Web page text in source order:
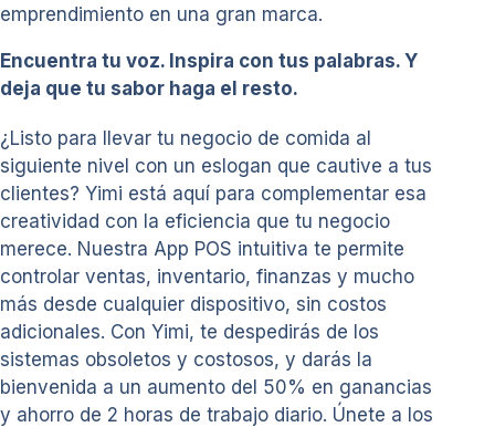
emprendimiento en una gran marca.
Encuentra tu voz. Inspira con tus palabras. Y
deja que tu sabor haga el resto.
¿Listo para llevar tu negocio de comida al
siguiente nivel con un eslogan que cautive a tus
clientes? Yimi está aquí para complementar esa
creatividad con la eficiencia que tu negocio
merece. Nuestra App POS intuitiva te permite
controlar ventas, inventario, finanzas y mucho
más desde cualquier dispositivo, sin costos
adicionales. Con Yimi, te despedirás de los
sistemas obsoletos y costosos, y darás la
bienvenida a un aumento del 50% en ganancias
y ahorro de 2 horas de trabajo diario. Únete a los